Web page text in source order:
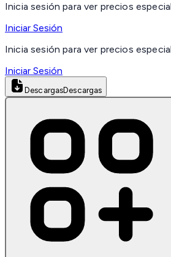
Inicia sesión para ver precios
Iniciar Sesión
Inicia sesión para ver precios
Iniciar Sesión
DescargasDescargas